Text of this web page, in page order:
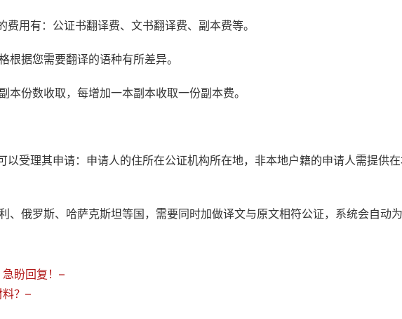
用有：公证书翻译费、文书翻译费、副本费等。
据您需要翻译的语种有所差异。
本份数收取，每增加一本副本收取一份副本费。
以受理其申请：申请人的住所在公证机构所在地，非本地户籍的申请人需提供
、俄罗斯、哈萨克斯坦等国，需要同时加做译文与原文相符公证，系统会自动
盼回复！–
？–